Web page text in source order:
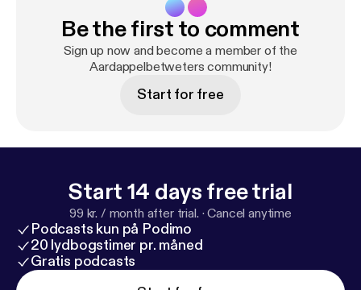
support, het luisteren en het mee-kraken door de
jaren heen 💛. En vergeet nooit: wie het laatst
kraakt… kraakt het best. 🥔👑 Vragen of
opmerkingen? Stuur dan een mail naar
bannie.cheff@gmail.com Volg en abonner op alles
etweters ] * Youtub [https://www.youtube.com/@cap
Be the first to comment
Sign up now and become a member of the
Aardappelbetweters community!
Start for free
Start 14 days free trial
99 kr. / month after trial. ·Cancel anytime
Podcasts kun på Podimo
20 lydbogstimer pr. måned
Gratis podcasts